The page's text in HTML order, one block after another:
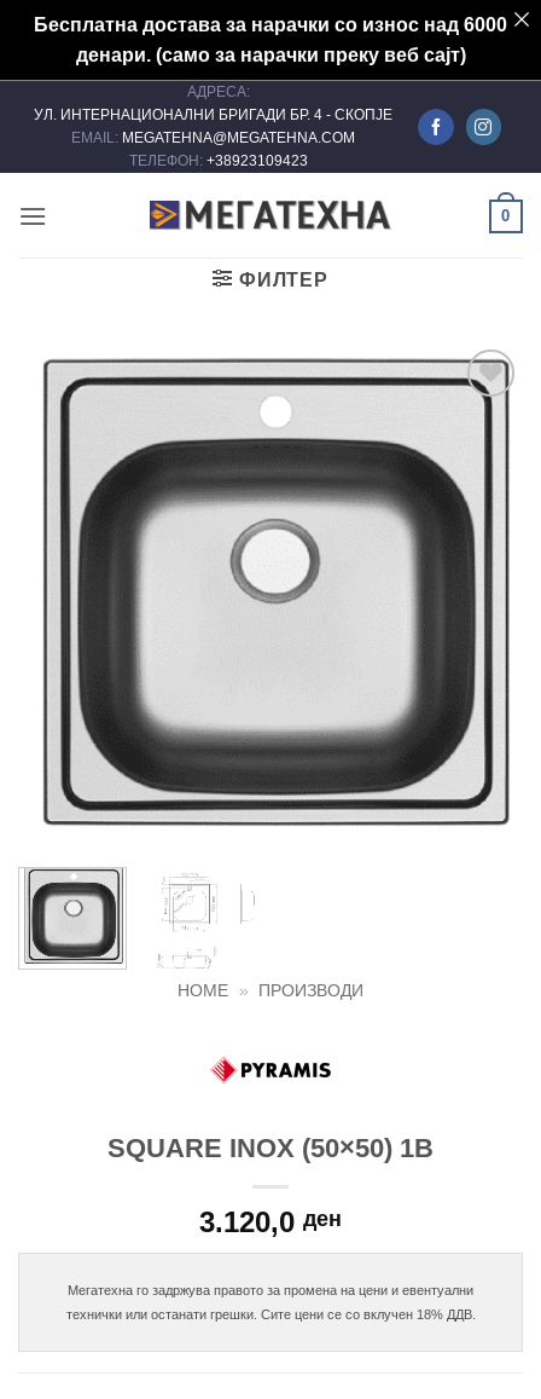
Бесплатна достава за нарачки со износ над 6000
денари. (само за нарачки преку веб сајт)
АДРЕСА:
УЛ. ИНТЕРНАЦИОНАЛНИ БРИГАДИ БР. 4 - СКОПЈЕ
EMAIL: MEGATEHNA@MEGATEHNA.COM
ТЕЛЕФОН: +38923109423
0
ФИЛТЕР
HOME » ПРОИЗВОДИ
SQUARE INOX (50×50) 1B
3.120,0 ден
Мегатехна го задржува правото за промена на цени и евентуални